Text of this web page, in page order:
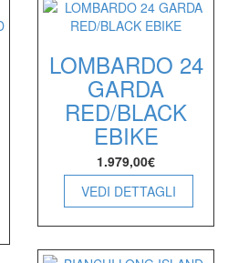
LOMBARDO 24
GARDA
RED/BLACK
EBIKE
1.979,00€
VEDI DETTAGLI